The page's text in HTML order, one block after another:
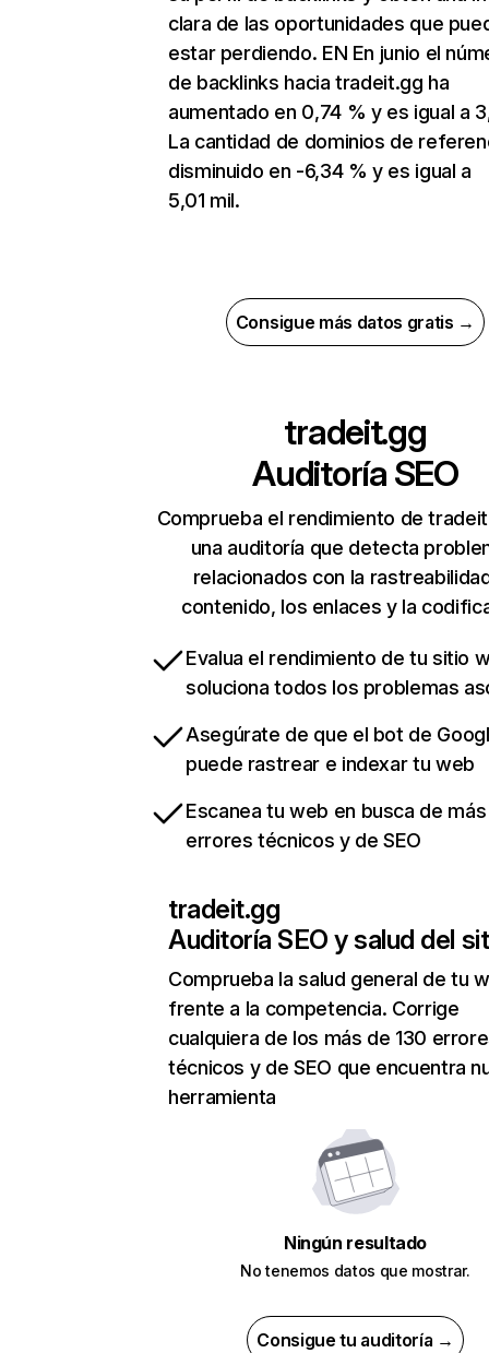
clara de las oportunidades que
estar perdiendo. EN En junio el
de backlinks hacia tradeit.gg ha
aumentado en 0,74 % y es igual a
La cantidad de dominios de
disminuido en -6,34 % y es igual a
5,01 mil.
Consigue más datos gratis →
tradeit.gg
Auditoría SEO
Comprueba el rendimiento de
una auditoría que detecta
relacionados con la
contenido, los enlaces y la
Evalua el rendimiento de tu sitio
soluciona todos los problemas
Asegúrate de que el bot de
puede rastrear e indexar tu web
Escanea tu web en busca de
errores técnicos y de SEO
tradeit.gg
Auditoría SEO y salud del
Comprueba la salud general de tu
frente a la competencia. Corrige
cualquiera de los más de 130
técnicos y de SEO que encuentra
herramienta
Ningún resultado
No tenemos datos que mostrar.
Consigue tu auditoría →